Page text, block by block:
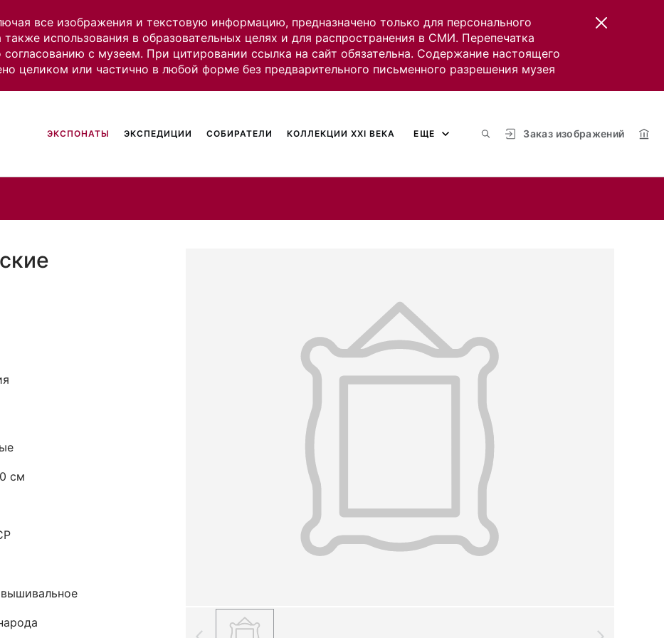
все изображения и текстовую информацию, предназначено только для персонального
использования в образовательных целях и для распространения в СМИ. Перепечатка
с музеем. При цитировании ссылка на сайт обязательна. Содержание настоящего
целиком или частично в любой форме без предварительного письменного разрешения музея
Заказ изображений
ЭКСПОНАТЫ ЭКСПЕДИЦИИ СОБИРАТЕЛИ КОЛЛЕКЦИИ XXI ВЕКА ЕЩЕ
см